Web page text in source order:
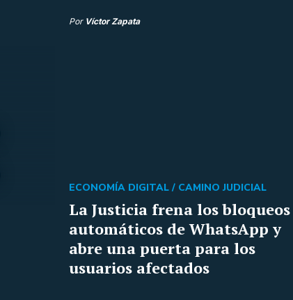
Por Víctor Zapata
La Justicia frena los bloqueos
automáticos de WhatsApp y
abre una puerta para los
usuarios afectados
ECONOMÍA DIGITAL / CAMINO JUDICIAL